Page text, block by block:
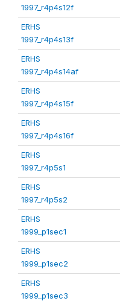
1997_r4p4s12f
ERHS
1997_r4p4s13f
ERHS
1997_r4p4s14af
ERHS
1997_r4p4s15f
ERHS
1997_r4p4s16f
ERHS
1997_r4p5s1
ERHS
1997_r4p5s2
ERHS
1999_p1sec1
ERHS
1999_p1sec2
ERHS
1999_p1sec3